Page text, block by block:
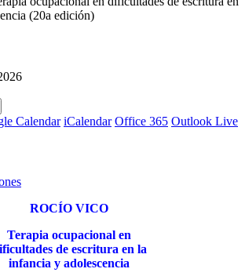
Calendar iCalendar Office 365 Outlook Live
ROCÍO VICO
Terapia ocupacional en
de escritura en la
infancia y adolescencia